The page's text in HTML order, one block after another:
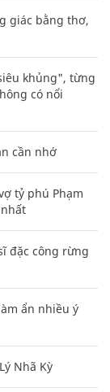
giác bằng thơ,
khủng", từng
có nổi
cần nhớ
tỷ phú Phạm
đặc công rừng
ẩn nhiều ý
Nhã Kỳ